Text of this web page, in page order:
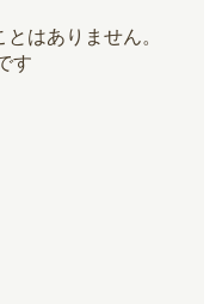
はありません。
す